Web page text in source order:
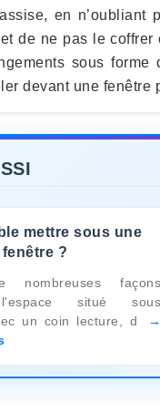
en n’oubliant
et de ne pas le
sous
devant une fenêtre
mettre sous une
fenêtre ?
façons
situé sous
un coin lecture, d